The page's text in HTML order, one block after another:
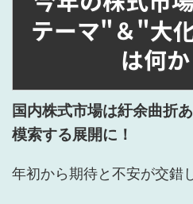
テーマ"＆"大
は何
国内株式市場は紆余曲折
模索する展開に！
年初から期待と不安が交錯